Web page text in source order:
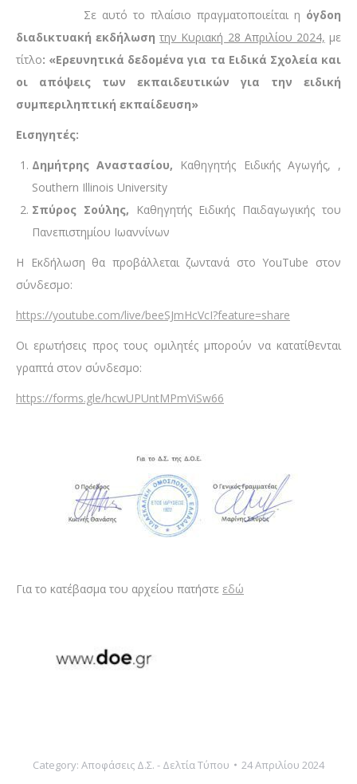
Σε αυτό το πλαίσιο πραγματοποιείται η όγδοη
διαδικτυακή εκδήλωση την Κυριακή 28 Απριλίου 2024, με
τίτλο: «Ερευνητικά δεδομένα για τα Ειδικά Σχολεία και
οι απόψεις των εκπαιδευτικών για την ειδική
συμπεριληπτική εκπαίδευση»
Εισηγητές:
Δημήτρης Αναστασίου, Καθηγητής Ειδικής Αγωγής, ,
Southern Illinois University
Σπύρος Σούλης, Καθηγητής Ειδικής Παιδαγωγικής του
Πανεπιστημίου Ιωαννίνων
Η Εκδήλωση θα προβάλλεται ζωντανά στο YouTube στον
σύνδεσμο:
https://youtube.com/live/beeSJmHcVcI?feature=share
Οι ερωτήσεις προς τους ομιλητές μπορούν να κατατίθενται
γραπτά στον σύνδεσμο:
https://forms.gle/hcwUPUntMPmViSw66
Για το κατέβασμα του αρχείου πατήστε εδώ
Category: Αποφάσεις Δ.Σ. - Δελτία Τύπου 24 Απριλίου 2024